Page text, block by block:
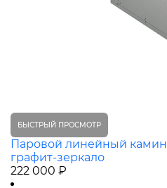
БЫСТРЫЙ ПРОСМОТР
Паровой линейный камин
графит-зеркало
222 000 ₽